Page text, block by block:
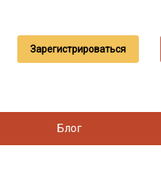
Зарегистрироваться
Блог